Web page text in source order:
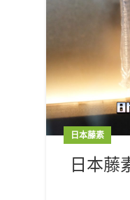
日本藤素
日本藤